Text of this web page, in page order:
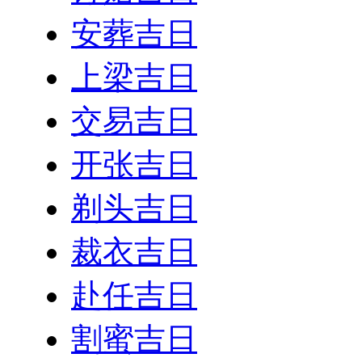
安葬吉日
上梁吉日
交易吉日
开张吉日
剃头吉日
裁衣吉日
赴任吉日
割蜜吉日